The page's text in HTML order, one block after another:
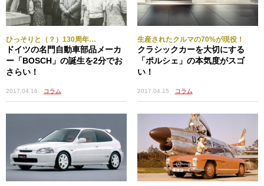
第3戦／4月16日／バーレーンGP（バーレーン）
第4戦／4月30日／ロシアGP（ソチ）
第5戦／5月14日／スペインGP（バルセロナ）
第6戦／5月28日／モナコGP（モンテカルロ）
第7戦／6月11日／カナダGP（モントリオール）
第8戦／6月25日／アゼルバイジャンGP（バクー）
第9戦／7月9日／オーストリアGP（シュピールベルク）
第10戦／7月16日／イギリスGP（シルバーストーン）
第11戦／7月30日／ハンガリーGP（ブダペスト）
第12戦／8月27日／ベルギーGP（スパ・フランコルシャ
第13戦／9月3日／イタリアGP（モンツァ）
第14戦／9月17日／シンガポールGP（シンガポール）
第15戦／10月1日／マレーシアGP（セパン）
ひっそりと（？）130周年…
ドイツの名門自動車部品メーカ
ー「BOSCH」の誕生を2分でお
さらい！
2017.04.16 コラム
生産されたクルマの70%が現役！
クラシックカーを大切にする
「ポルシェ」の本気度がスゴ
い！
2017.04.15 コラム